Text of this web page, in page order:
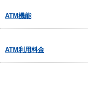
ATM機能
ATM利用料金